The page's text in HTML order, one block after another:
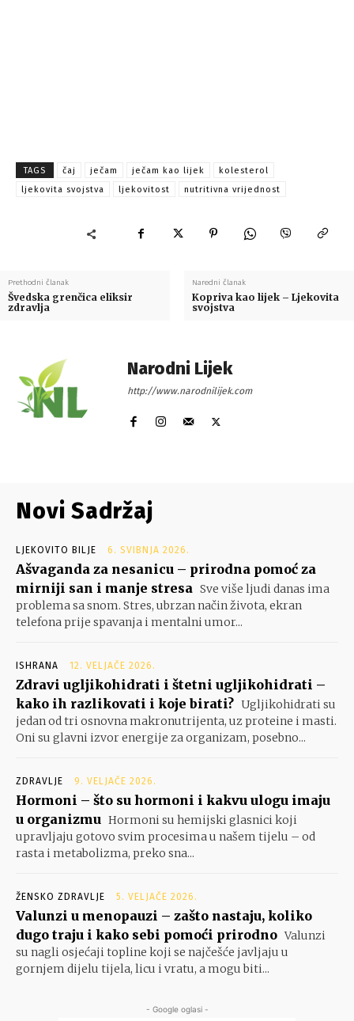
TAGS čaj ječam ječam kao lijek
kolesterol
ljekovita svojstva
ljekovitost nutritivna vrijednost
Prethodni članak
Švedska grenčica eliksir
zdravlja
Naredni članak
Kopriva kao lijek – Ljekovita
svojstva
Narodni Lijek
http://www.narodnilijek.com
Novi Sadržaj
LJEKOVITO BILJE 6. SVIBNJA 2026.
Ašvaganda za nesanicu – prirodna pomoć za
mirniji san i manje stresa Sve više ljudi danas ima
problema sa snom. Stres, ubrzan način života, ekran
telefona prije spavanja i mentalni umor...
ISHRANA 12. VELJAČE 2026.
Zdravi ugljikohidrati i štetni ugljikohidrati –
kako ih razlikovati i koje birati? Ugljikohidrati su
jedan od tri osnovna makronutrijenta, uz proteine i masti.
Oni su glavni izvor energije za organizam, posebno...
ZDRAVLJE 9. VELJAČE 2026.
Hormoni – što su hormoni i kakvu ulogu imaju
u organizmu Hormoni su hemijski glasnici koji
upravljaju gotovo svim procesima u našem tijelu – od
rasta i metabolizma, preko sna...
ŽENSKO ZDRAVLJE 5. VELJAČE 2026.
Valunzi u menopauzi – zašto nastaju, koliko
dugo traju i kako sebi pomoći prirodno Valunzi
su nagli osjećaji topline koji se najčešće javljaju u
gornjem dijelu tijela, licu i vratu, a mogu biti...
- Google oglasi -